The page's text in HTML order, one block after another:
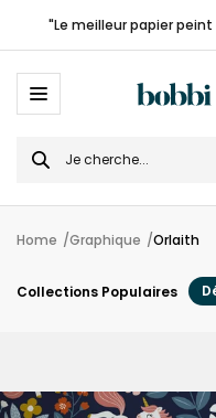
"Le meilleur papier
Search
for
Home Graphique Orlaith
Collections Populaires